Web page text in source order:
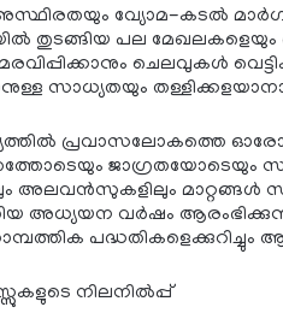
വ്യോമ-കടൽ
തുടങ്ങിയ പല
ചെലവുകൾ
സാധ്യതയും
പ്രവാസലോകത്തെ ഓരോ
ജാഗ്രതയോടെയും
അലവൻസുകളിലും മാറ്റങ്ങൾ
അധ്യയന വർഷം
പദ്ധതികളെക്കുറിച്ചും
നിലനിൽപ്പ്